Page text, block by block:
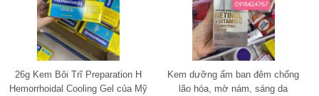
26g Kem Bôi Trĩ Preparation H
Hemorrhoidal Cooling Gel của Mỹ
Kem dưỡng ẩm ban đêm chống
lão hóa, mờ nám, sáng da